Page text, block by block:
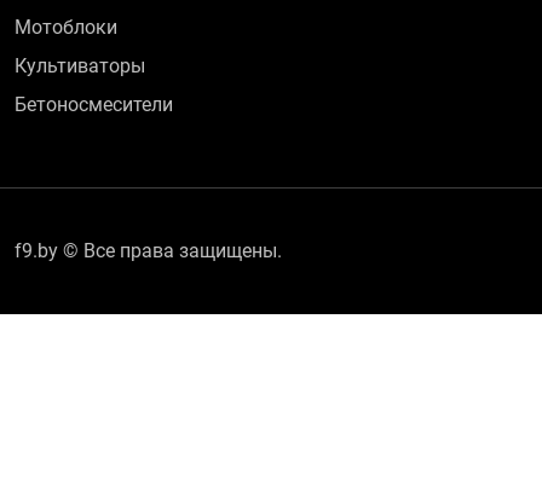
Мотоблоки
Культиваторы
Бетоносмесители
f9.by © Все права защищены.